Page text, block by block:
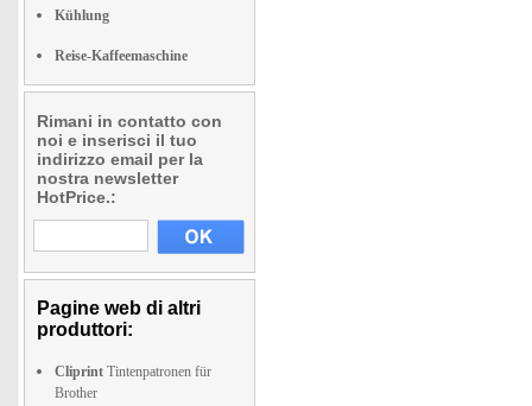
Kühlung
Reise-Kaffeemaschine
Rimani in contatto con
noi e inserisci il tuo
indirizzo email per la
nostra newsletter
HotPrice.:
Pagine web di altri
produttori:
Cliprint Tintenpatronen für
Brother